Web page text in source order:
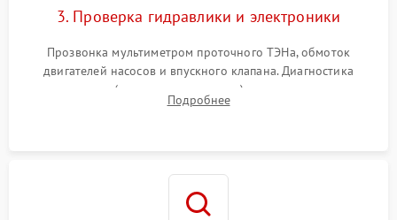
3. Проверка гидравлики и электроники
Прозвонка мультиметром проточного ТЭНа, обмоток
двигателей насосов и впускного клапана. Диагностика
прессостата (датчика уровня воды), датчика мутности,
концевика дверцы и электронного модуля управления.
Подробнее